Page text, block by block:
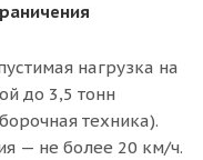
нагрузка на
до 3,5 тонн
техника).
— не более 20 км/ч.